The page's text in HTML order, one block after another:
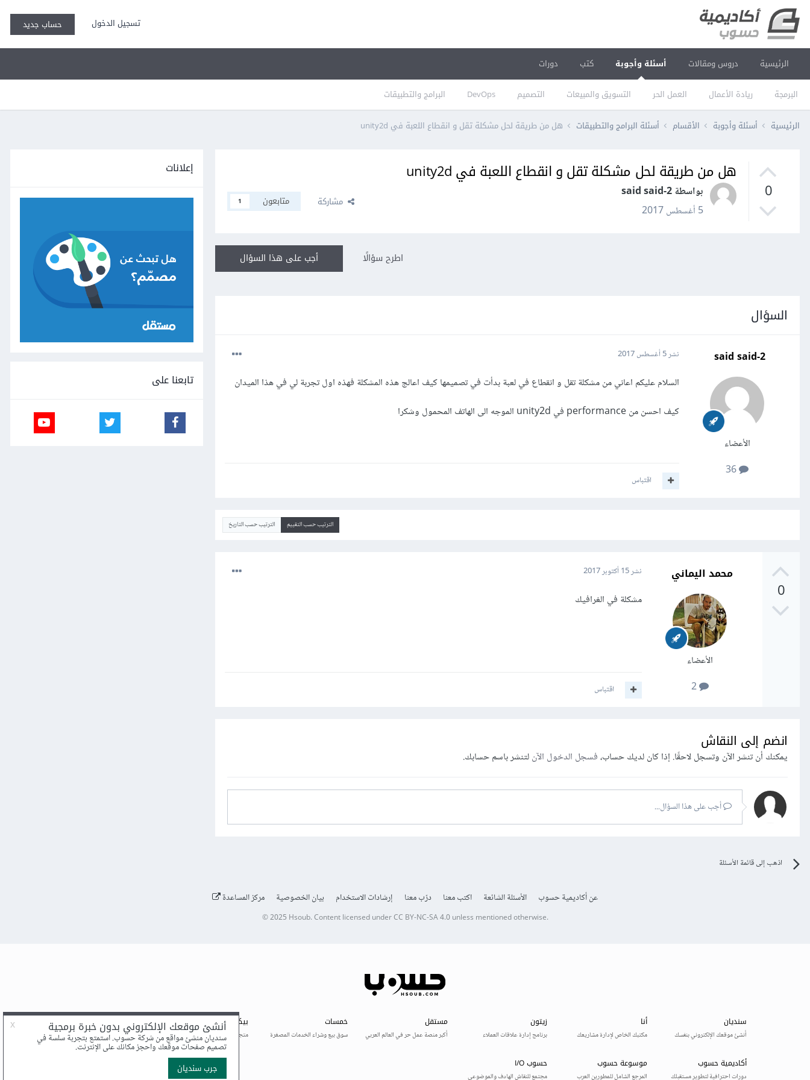
تسجيل الدخول حساب جديد
الرئيسية دروس ومقالات أسئلة وأجوبة
البرمجة ريادة الأعمال العمل الحر التسويق والمبيعات التصميم DevOps البرامج والتطبيقات
كتب دورات
الرئيسية أسئلة وأجوبة الأقسام أسئلة البرامج والتطبيقات هل من طريقة لحل مشكلة تقل و انقطاع اللعبة في unity2d
0
هل من طريقة لحل مشكلة تقل و انقطاع اللعبة في unity2d
بواسطة said said-2
5 أغسطس 2017
مشاركة متابعون 1
أجب على هذا السؤال اطرح سؤالًا
السؤال
said said-2
الأعضاء
نشر5 أغسطس 2017
السلام عليكم اعاني من مشكلة تقل و انقطاع في لعبة بدأت في تصميمها كيف اعالج هذه المشكلة فهذه اول تجربة لي في هذا الميدان
كيف احسن من performance في unity2d الموجه الى الهاتف المحمول وشكرا
اقتباس
الترتيب حسب التقييم الترتيب حسب التاريخ
0
محمد اليماني
الأعضاء
2
نشر15 أكتوبر 2017
مشكلة في الغرافيك
اقتباس
انضم إلى النقاش
يمكنك أن تنشر الآن وتسجل لاحقًا. إذا كان لديك حساب،فسجل الدخول الآنلتنشر باسم حسابك.
أجب على هذا السؤال...
اذهب إلى قائمة الأسئلة
إعلانات
تابعنا على
عن أكاديمية حسوب الأسئلة الشائعة اكتب معنا درّب معنا إرشادات الاستخدام بيان الخصوصية مركز المساعدة
© 2025 Hsoub.Content licensed underCC BY-NC-SA 4.0unless mentioned otherwise.